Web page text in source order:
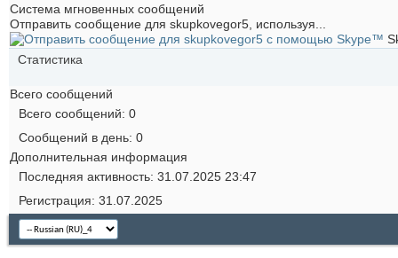
Система мгновенных сообщений
Отправить сообщение для skupkovegor5, используя...
Статистика
Всего сообщений
Всего сообщений 0
Сообщений в день 0
Дополнительная информация
Последняя активность 31.07.2025 23:47
Регистрация 31.07.2025